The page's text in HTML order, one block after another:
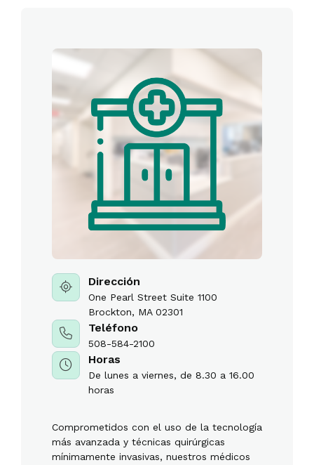
Dirección
One Pearl Street Suite 1100
Brockton, MA 02301
Teléfono
508-584-2100
Horas
De lunes a viernes, de 8.30 a 16.00
horas
Comprometidos con el uso de la tecnología
más avanzada y técnicas quirúrgicas
mínimamente invasivas, nuestros médicos